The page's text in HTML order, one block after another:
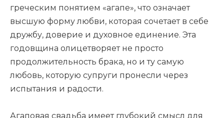
греческим понятием «агапе», что означает
высшую форму любви, которая сочетает в себе
дружбу, доверие и духовное единение. Эта
годовщина олицетворяет не просто
продолжительность брака, но и ту самую
любовь, которую супруги пронесли через
испытания и радости.
Агаповая свадьба имеет глубокий смысл для